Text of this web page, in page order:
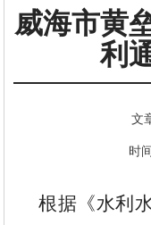
威海市黄
利
文
时
根据《水利